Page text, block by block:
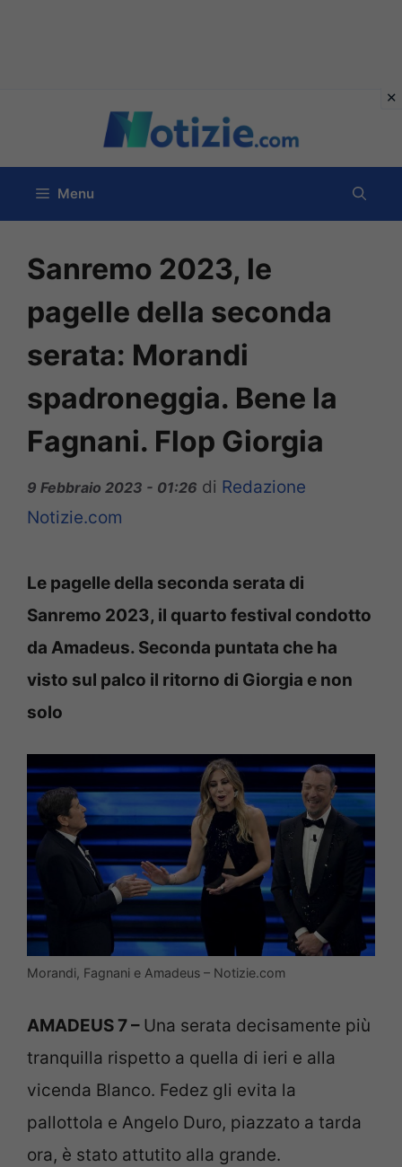
contenuto
Menu
Sanremo 2023, le
pagelle della seconda
serata: Morandi
spadroneggia. Bene la
Fagnani. Flop Giorgia
9 Febbraio 2023 - 01:26 di Redazione
Notizie.com
Le pagelle della seconda serata di
Sanremo 2023, il quarto festival condotto
da Amadeus. Seconda puntata che ha
visto sul palco il ritorno di Giorgia e non
solo
Morandi, Fagnani e Amadeus – Notizie.com
AMADEUS 7 – Una serata decisamente più
tranquilla rispetto a quella di ieri e alla
vicenda Blanco. Fedez gli evita la
pallottola e Angelo Duro, piazzato a tarda
ora, è stato attutito alla grande.